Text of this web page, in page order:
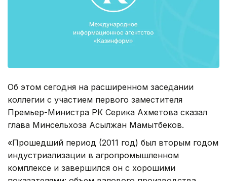
Об этом сегодня на расширенном заседании
коллегии с участием первого заместителя
Премьер-Министра РК Серика Ахметова сказал
глава Минсельхоза Асылжан Мамытбеков.
«Прошедший период (2011 год) был вторым годом
индустриализации в агропромышленном
комплексе и завершился он с хорошими